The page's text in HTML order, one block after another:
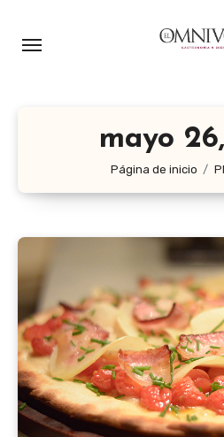
mayo
Página de inicio